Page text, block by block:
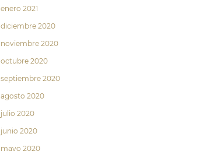
enero 2021
diciembre 2020
noviembre 2020
octubre 2020
septiembre 2020
agosto 2020
julio 2020
junio 2020
mayo 2020